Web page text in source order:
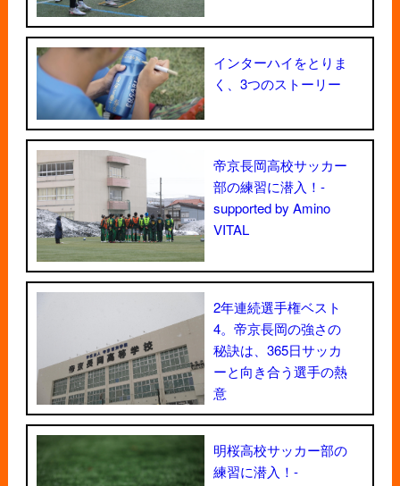
インターハイをとりま
く、3つのストーリー
帝京長岡高校サッカー
部の練習に潜入！-
supported by Amino
VITAL
2年連続選手権ベスト
4。帝京長岡の強さの
秘訣は、365日サッカ
ーと向き合う選手の熱
意
明桜高校サッカー部の
練習に潜入！-